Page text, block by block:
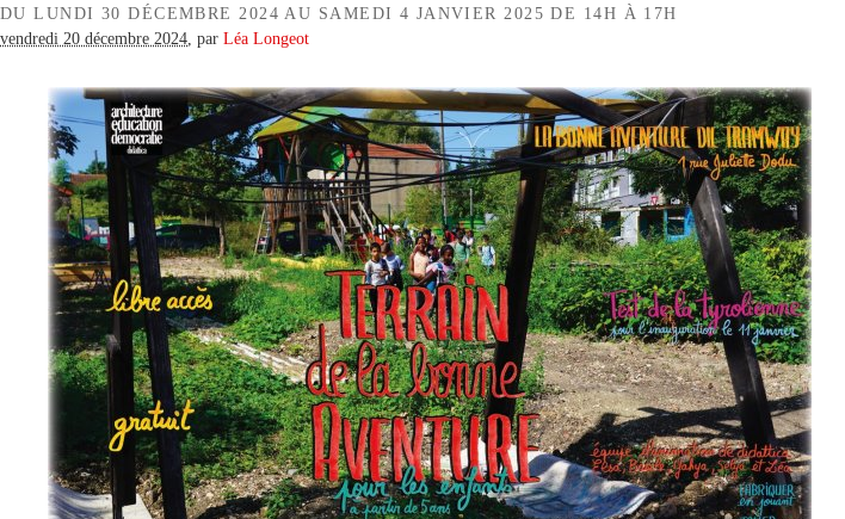
DU LUNDI 30 DÉCEMBRE 2024 AU SAMEDI 4 JANVIER 2025 DE 14H À 17H
vendredi 20 décembre 2024 par Léa Longeot